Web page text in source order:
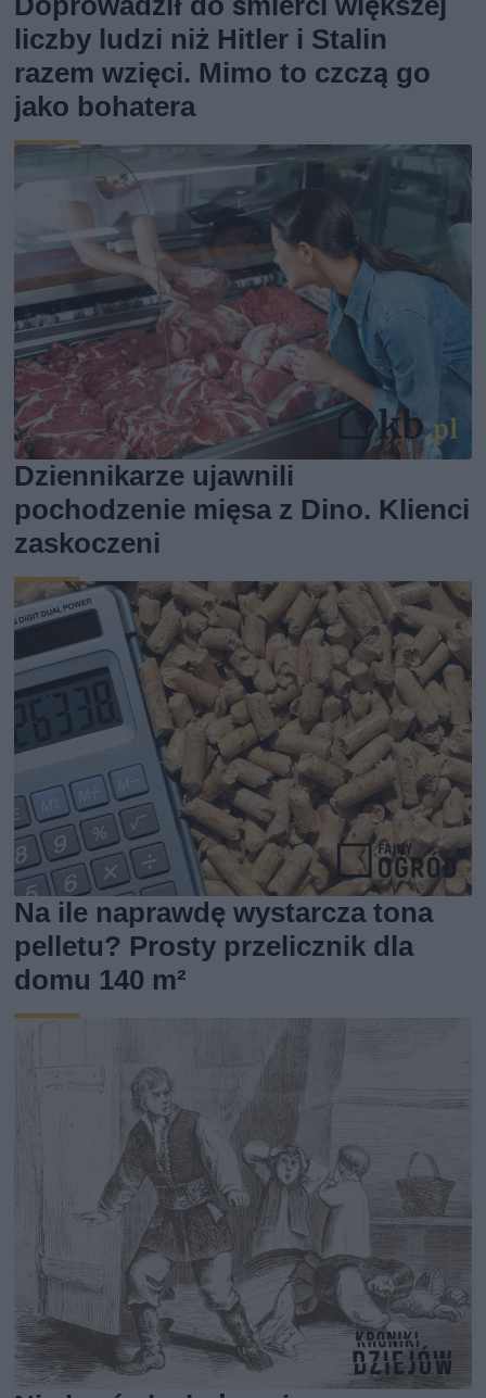
liczby ludzi niż Hitler i Stalin
razem wzięci. Mimo to czczą go
jako bohatera
Dziennikarze ujawnili
pochodzenie mięsa z Dino. Klienci
zaskoczeni
Na ile naprawdę wystarcza tona
pelletu? Prosty przelicznik dla
domu 140 m²